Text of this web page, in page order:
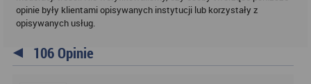
opinie były klientami opisywanych instytucji lub korzystały z
opisywanych usług.
106 Opinie